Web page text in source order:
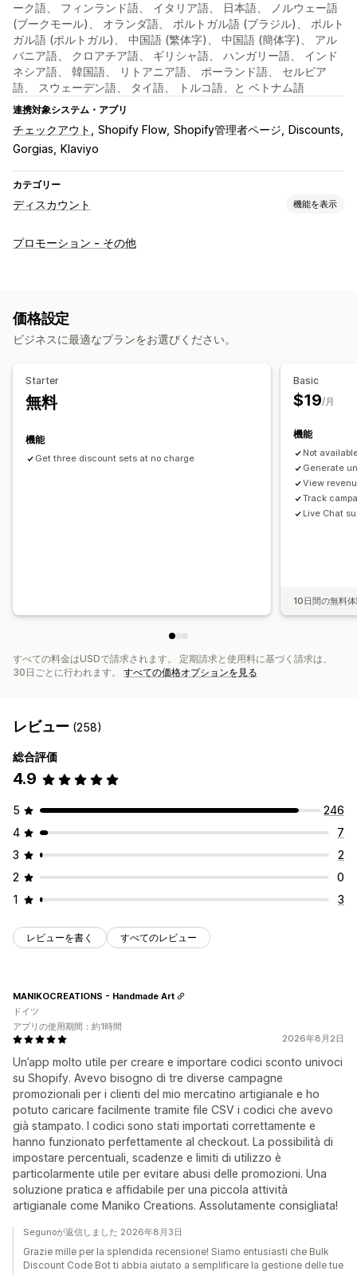
ーク語、 フィンランド語、 イタリア語、 日本語、 ノルウェー語
(ブークモール)、 オランダ語、 ポルトガル語 (ブラジル)、 ポルト
ガル語 (ポルトガル)、 中国語 (繁体字)、 中国語 (簡体字)、 アル
バニア語、 クロアチア語、 ギリシャ語、 ハンガリー語、 インド
ネシア語、 韓国語、 リトアニア語、 ポーランド語、 セルビア
語、 スウェーデン語、 タイ語、 トルコ語、と ベトナム語
連携対象システム・アプリ
チェックアウト Shopify Flow Shopify管理者ページ
Discounts
Gorgias
Klaviyo
カテゴリー
ディスカウント 機能を表示
ディスカウントの種類
カートディスカウント
期間限定オファー
アップセルディスカウント
ディスカウント管理
カスタムコード
ディスカウントの組み合わせ
絞り込み 追跡 レポート 分析
プロモーション - その他
価格設定
ビジネスに最適なプランをお選びください。
Starter
無料
機能
Get three discount sets at no charge
Basic
$19/月
機能
Not
Generate
View
Track
Live Chat
10日間の無料
すべての料金はUSDで請求されます。 定期請求と使用料に基づく請求は、
30日ごとに行われます。 すべての価格オプションを見る
レビュー (258)
総合評価
4.9
5
246
4
7
3
2
2
0
1
3
レビューを書く すべてのレビュー
2026年8月2日
Un’app molto utile per creare e importare codici sconto univoci
su Shopify. Avevo bisogno di tre diverse campagne
promozionali per i clienti del mio mercatino artigianale e ho
potuto caricare facilmente tramite file CSV i codici che avevo
già stampato. I codici sono stati importati correttamente e
hanno funzionato perfettamente al checkout. La possibilità di
impostare percentuali, scadenze e limiti di utilizzo è
particolarmente utile per evitare abusi delle promozioni. Una
soluzione pratica e affidabile per una piccola attività
artigianale come Maniko Creations. Assolutamente consigliata!
MANIKOCREATIONS - Handmade Art
ドイツ
アプリの使用期間：約1時間
Segunoが返信しました 2026年8月3日
Grazie mille per la splendida recensione! Siamo entusiasti che Bulk
Discount Code Bot ti abbia aiutato a semplificare la gestione delle tue